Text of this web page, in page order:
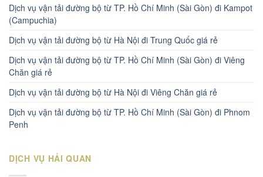
Dịch vụ vận tải đường bộ từ TP. Hồ Chí Minh (Sài Gòn) đi Kampot
(Campuchia)
Dịch vụ vận tải đường bộ từ Hà Nội đi Trung Quốc giá rẻ
Dịch vụ vận tải đường bộ từ TP. Hồ Chí Minh (Sài Gòn) đi Viêng
Chăn giá rẻ
Dịch vụ vận tải đường bộ từ Hà Nội đi Viêng Chăn giá rẻ
Dịch vụ vận tải đường bộ từ TP. Hồ Chí Minh (Sài Gòn) đi Phnom
Penh
DỊCH VỤ HẢI QUAN